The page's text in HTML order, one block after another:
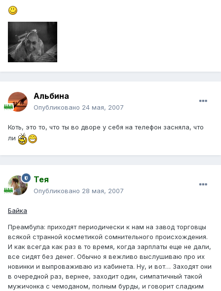
Альбина
Опубликовано 24 мая, 2007
Коть, это то, что ты во дворе у себя на телефон засняла, что
ли
Тея
Опубликовано 28 мая, 2007
Байка
Преамбула: приходят периодически к нам на завод торговцы
всякой странной косметикой сомнительного происхождения.
И как всегда как раз в то время, когда зарплаты еще не дали,
все сидят без денег. Обычно я вежливо выслушиваю про их
новинки и выпроваживаю из кабинета. Ну, и вот… Заходят они
в очередной раз, вернее, заходит один, симпатичный такой
мужичонка с чемоданом, полным бурды, и говорит сладким